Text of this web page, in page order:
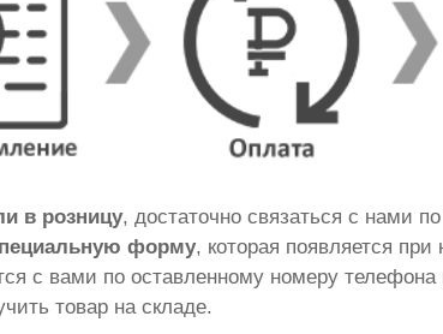
в розницу, достаточно связаться с нами
форму, которая появляется
с вами по оставленному номеру телефона
товар на складе.